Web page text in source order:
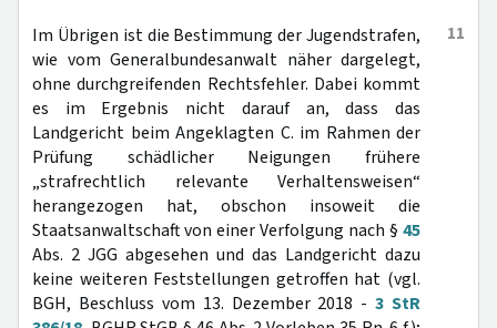
11
Im Übrigen ist die Bestimmung der Jugendstrafen,
wie vom Generalbundesanwalt näher dargelegt,
ohne durchgreifenden Rechtsfehler. Dabei kommt
es im Ergebnis nicht darauf an, dass das
Landgericht beim Angeklagten C. im Rahmen der
Prüfung schädlicher Neigungen frühere
„strafrechtlich relevante Verhaltensweisen“
herangezogen hat, obschon insoweit die
Staatsanwaltschaft von einer Verfolgung nach § 45
Abs. 2 JGG abgesehen und das Landgericht dazu
keine weiteren Feststellungen getroffen hat (vgl.
BGH, Beschluss vom 13. Dezember 2018 -3 StR